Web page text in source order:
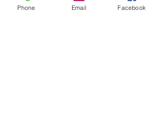
Phone Email Facebook